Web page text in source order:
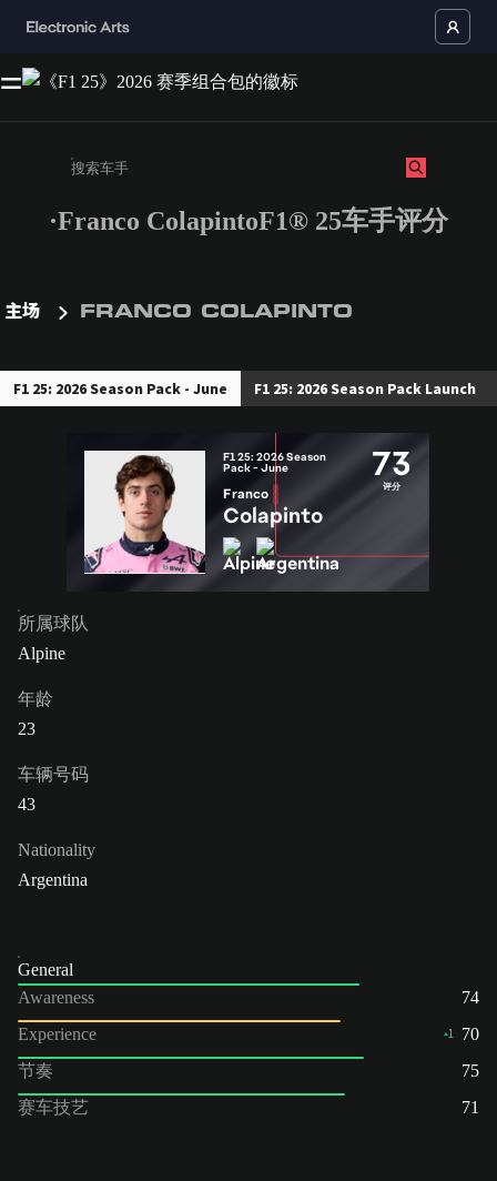
请输入至少 3 个字符或数字。
·Franco ColapintoF1® 25车手评分
主场 FRANCO COLAPINTO
F1 25: 2026 Season Pack - June F1 25: 2026 Season Pack Launch
73
评分
F1 25: 2026 Season
Pack - June
Franco
Colapinto
所属球队
Alpine
年龄
23
车辆号码
43
Nationality
Argentina
General
Awareness
74
Experience
1 70
节奏
75
赛车技艺
71